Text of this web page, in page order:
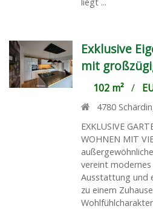
Exklusive
mit
102 m²/
4780
EXKLUSIVE
WOHNEN MIT
vereint
Ausstattung und
zu einem